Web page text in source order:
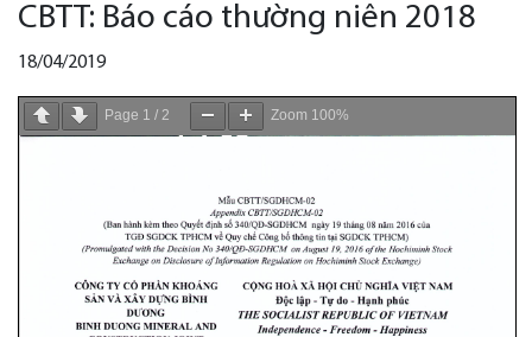
CBTT: Báo cáo thường niên 2018
18/04/2019
Page 1 / 2 Zoom 100%